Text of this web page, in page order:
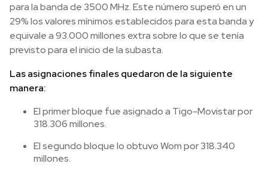
para la banda de 3500 MHz. Este número superó en un
29% los valores mínimos establecidos para esta banda y
equivale a 93.000 millones extra sobre lo que se tenía
previsto para el inicio de la subasta.
Las asignaciones finales quedaron de la siguiente
manera:
El primer bloque fue asignado a Tigo-Movistar por
318.306 millones.
El segundo bloque lo obtuvo Wom por 318.340
millones.